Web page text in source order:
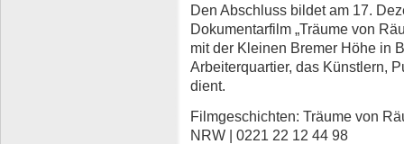
Den Abschluss bildet am 17.
Dokumentarfilm „Träume von
mit der Kleinen Bremer Höhe in
Arbeiterquartier, das Künstlern,
dient.
Filmgeschichten: Träume von
NRW | 0221 22 12 44 98